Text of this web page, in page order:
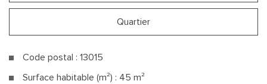
Quartier
Code postal : 13015
Surface habitable (m²) : 45 m²